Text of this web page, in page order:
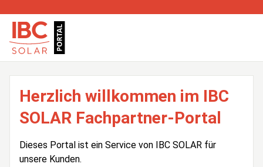
Herzlich willkommen im IBC
SOLAR Fachpartner-Portal
Dieses Portal ist ein Service von IBC SOLAR für
unsere Kunden.